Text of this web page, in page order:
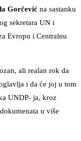
Gorčević na sastanku
sekretara UN i
Evropu i Centralnu
ali realan rok da
i da će joj u tom
UNDP- ja, kroz
u više